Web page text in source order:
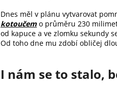
Dnes měl v plánu vytvarovat
kotoučem o průměru 230
od kapuce a ve zlomku sekundy
Od toho dne mu zdobí obličej
I nám se to stalo,